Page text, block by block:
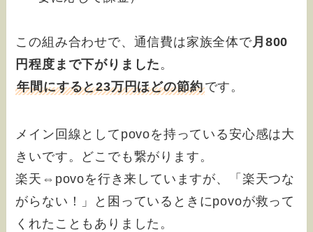
この組み合わせで、通信費は家族全体で月800
円程度まで下がりました。
年間にすると23万円ほどの節約です。
メイン回線としてpovoを持っている安心感は大
きいです。どこでも繋がります。
楽天⇔povoを行き来していますが、「楽天つな
がらない！」と困っているときにpovoが救って
くれたこともありました。